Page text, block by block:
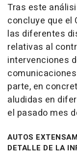
Tras este
concluye que el
las diferentes
relativas al
intervenciones
parte, en
aludidas en
el pasado mes
AUTOS
DETALLE DE LA